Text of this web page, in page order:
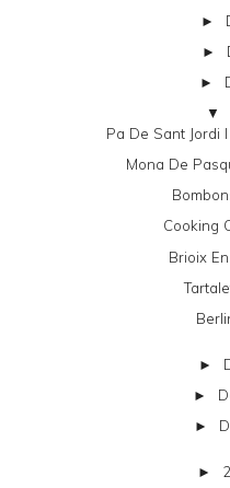
►
►
►
▼
Pa De Sant Jordi
Mona De
Cooking
Brioix
►
►
►
►